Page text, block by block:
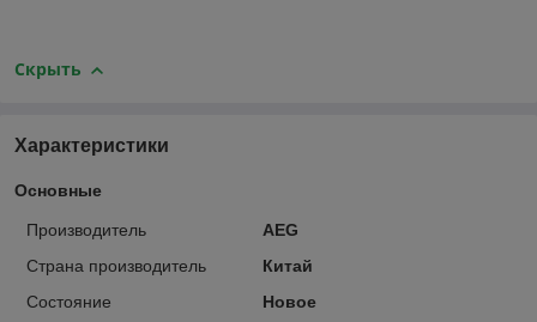
Скрыть
Характеристики
Основные
Производитель
AEG
Страна производитель
Китай
Состояние
Новое